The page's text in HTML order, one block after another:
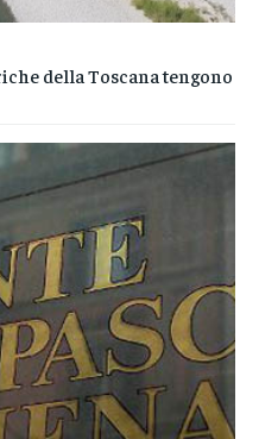
della Toscana tengono